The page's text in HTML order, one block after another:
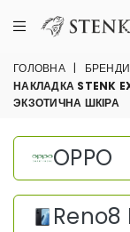
ГОЛОВНА | БРЕНДИ
НАКЛАДКА STENK
ЭКЗОТИЧНА ШКІРА
OPPO
Reno8